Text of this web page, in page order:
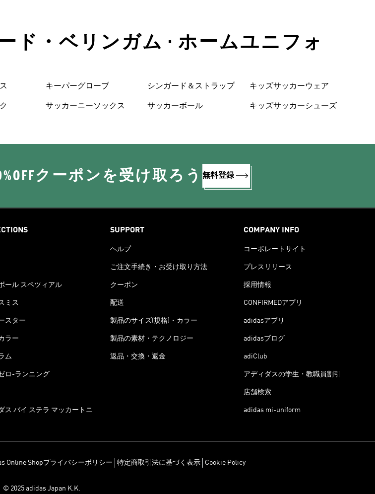
ド・ベリンガム • ホームユニフォ
キーパーグローブ
サッカーニーソックス
シンガード＆ストラップ
サッカーボール
キッズサッカーウェア
キッズサッカーシューズ
クーポンを受け取ろう 無料登録
ール スペツィアル
ミス
スター
ラー
ム
ロ-ランニング
ス バイ ステラ マッカートニ
SUPPORT
ヘルプ
ご注文手続き・お受け取り方法
クーポン
配送
製品のサイズ(規格)・カラー
製品の素材・テクノロジー
返品・交換・返金
COMPANY INFO
コーポレートサイト
プレスリリース
採用情報
CONFIRMEDアプリ
adidasアプリ
adidasブログ
adiClub
アディダスの学生・教職員割引
店舗検索
adidas mi-uniform
Online Shopプライバシーポリシー 特定商取引法に基づく表示 Cookie Policy
© 2025 adidas Japan K.K.